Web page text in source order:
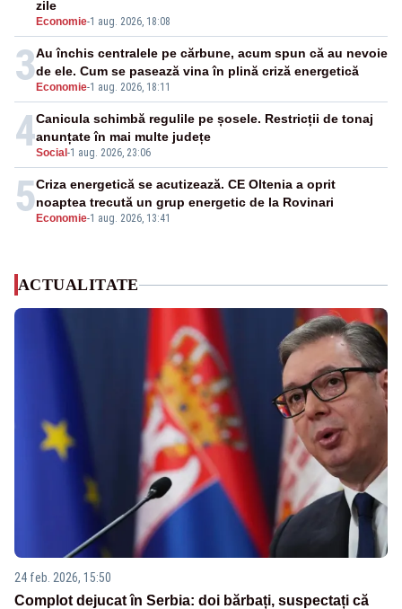
Economie-1 aug. 2026, 18:08
zile
3 Economie-1 aug. 2026, 18:11
Au închis centralele pe cărbune, acum spun că au nevoie
de ele. Cum se pasează vina în plină criză energetică
4Social -1 aug. 2026, 23:06
Canicula schimbă regulile pe șosele. Restricții de tonaj
anunțate în mai multe județe
5 Economie-1 aug. 2026, 13:41
Criza energetică se acutizează. CE Oltenia a oprit
noaptea trecută un grup energetic de la Rovinari
ACTUALITATE
24 feb. 2026, 15:50
Complot dejucat în Serbia: doi bărbați, suspectați că